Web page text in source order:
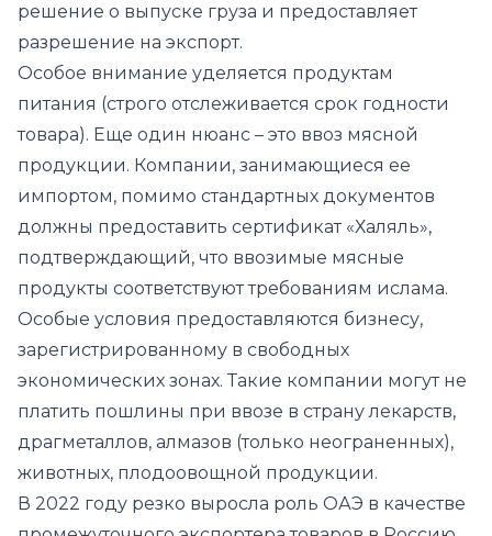
решение о выпуске груза и предоставляет
разрешение на экспорт.
Особое внимание уделяется продуктам
питания (строго отслеживается срок годности
товара). Еще один нюанс – это ввоз мясной
продукции. Компании, занимающиеся ее
импортом, помимо стандартных документов
должны предоставить сертификат «Халяль»,
подтверждающий, что ввозимые мясные
продукты соответствуют требованиям ислама.
Особые условия предоставляются бизнесу,
зарегистрированному в свободных
экономических зонах. Такие компании могут не
платить пошлины при ввозе в страну лекарств,
драгметаллов, алмазов (только неограненных),
животных, плодоовощной продукции.
В 2022 году резко выросла роль ОАЭ в качестве